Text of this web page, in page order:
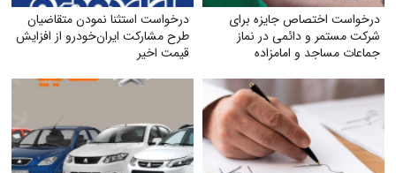
درخواست اختصاص جایزه برای
شرکت مستمر و دائمی در نماز
جماعات مساجد و امامزاده
درخواست استثنا نمودن متقاضیان
طرح مشارکت ایران‌خودرو از افزایش
قیمت اخیر